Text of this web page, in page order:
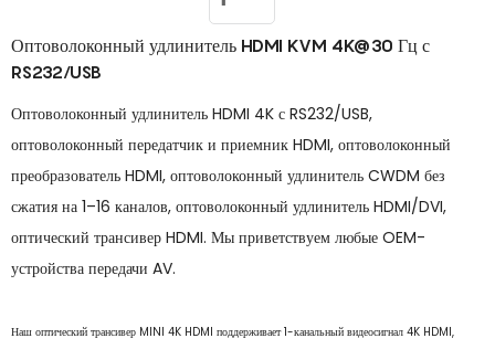
Оптоволоконный удлинитель HDMI KVM 4K@30 Гц с
RS232/USB
Оптоволоконный удлинитель HDMI 4K с RS232/USB,
оптоволоконный передатчик и приемник HDMI, оптоволоконный
преобразователь HDMI, оптоволоконный удлинитель CWDM без
сжатия на 1–16 каналов, оптоволоконный удлинитель HDMI/DVI,
оптический трансивер HDMI. Мы приветствуем любые OEM-
устройства передачи AV.
Наш оптический трансивер MINI 4K HDMI поддерживает 1-канальный видеосигнал 4K HDMI,